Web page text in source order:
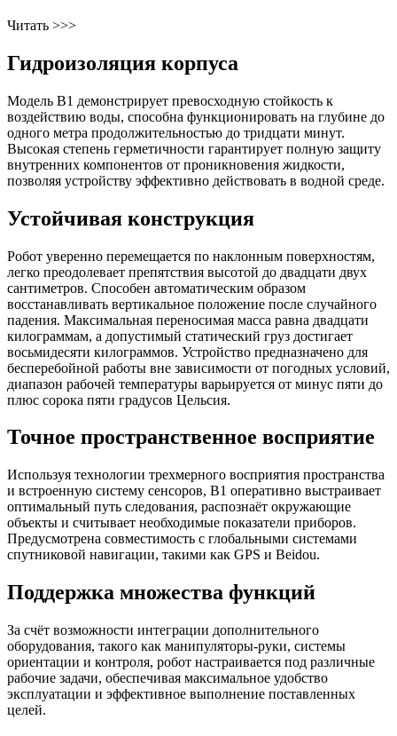
Читать >>>
Гидроизоляция корпуса
Модель B1 демонстрирует превосходную стойкость к
воздействию воды, способна функционировать на глубине до
одного метра продолжительностью до тридцати минут.
Высокая степень герметичности гарантирует полную защиту
внутренних компонентов от проникновения жидкости,
позволяя устройству эффективно действовать в водной среде.
Устойчивая конструкция
Робот уверенно перемещается по наклонным поверхностям,
легко преодолевает препятствия высотой до двадцати двух
сантиметров. Способен автоматическим образом
восстанавливать вертикальное положение после случайного
падения. Максимальная переносимая масса равна двадцати
килограммам, а допустимый статический груз достигает
восьмидесяти килограммов. Устройство предназначено для
бесперебойной работы вне зависимости от погодных условий,
диапазон рабочей температуры варьируется от минус пяти до
плюс сорока пяти градусов Цельсия.
Точное пространственное восприятие
Используя технологии трехмерного восприятия пространства
и встроенную систему сенсоров, B1 оперативно выстраивает
оптимальный путь следования, распознаёт окружающие
объекты и считывает необходимые показатели приборов.
Предусмотрена совместимость с глобальными системами
спутниковой навигации, такими как GPS и Beidou.
Поддержка множества функций
За счёт возможности интеграции дополнительного
оборудования, такого как манипуляторы-руки, системы
ориентации и контроля, робот настраивается под различные
рабочие задачи, обеспечивая максимальное удобство
эксплуатации и эффективное выполнение поставленных
целей.